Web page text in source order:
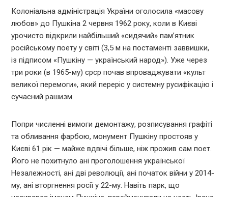
Колоніальна адміністрація України оголосила «масову
любов» до Пушкіна 2 червня 1962 року, коли в Києві
урочисто відкрили найбільший «сидячий» пам’ятник
російському поету у світі (3,5 м на постаменті заввишки,
із підписом «Пушкіну — український народ»). Уже через
три роки (в 1965-му) срср почав впроваджувати «культ
великої перемоги», який переріс у системну русифікацію і
сучасний рашизм.
Попри численні вимоги демонтажу, розписування графіті
та обливання фарбою, монумент Пушкіну простояв у
Києві 61 рік — майже вдвічі більше, ніж прожив сам поет.
Його не похитнуло ані проголошення української
Незалежності, ані дві революції, ані початок війни у 2014-
му, ані вторгнення росії у 22-му. Навіть парк, що